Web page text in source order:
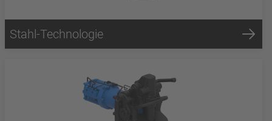
Stahl-Technologie